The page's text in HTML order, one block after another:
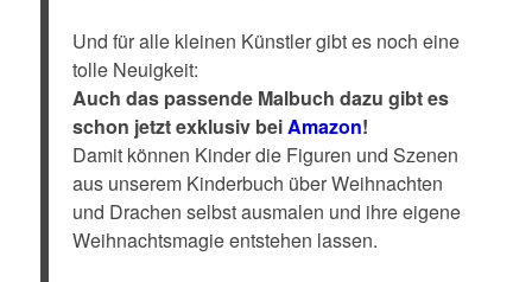
Und für alle kleinen Künstler gibt es noch eine
tolle Neuigkeit:
Auch das passende Malbuch dazu gibt es
schon jetzt exklusiv beiAmazon!
Damit können Kinder die Figuren und Szenen
aus unserem Kinderbuch über Weihnachten
und Drachen selbst ausmalen und ihre eigene
Weihnachtsmagie entstehen lassen.